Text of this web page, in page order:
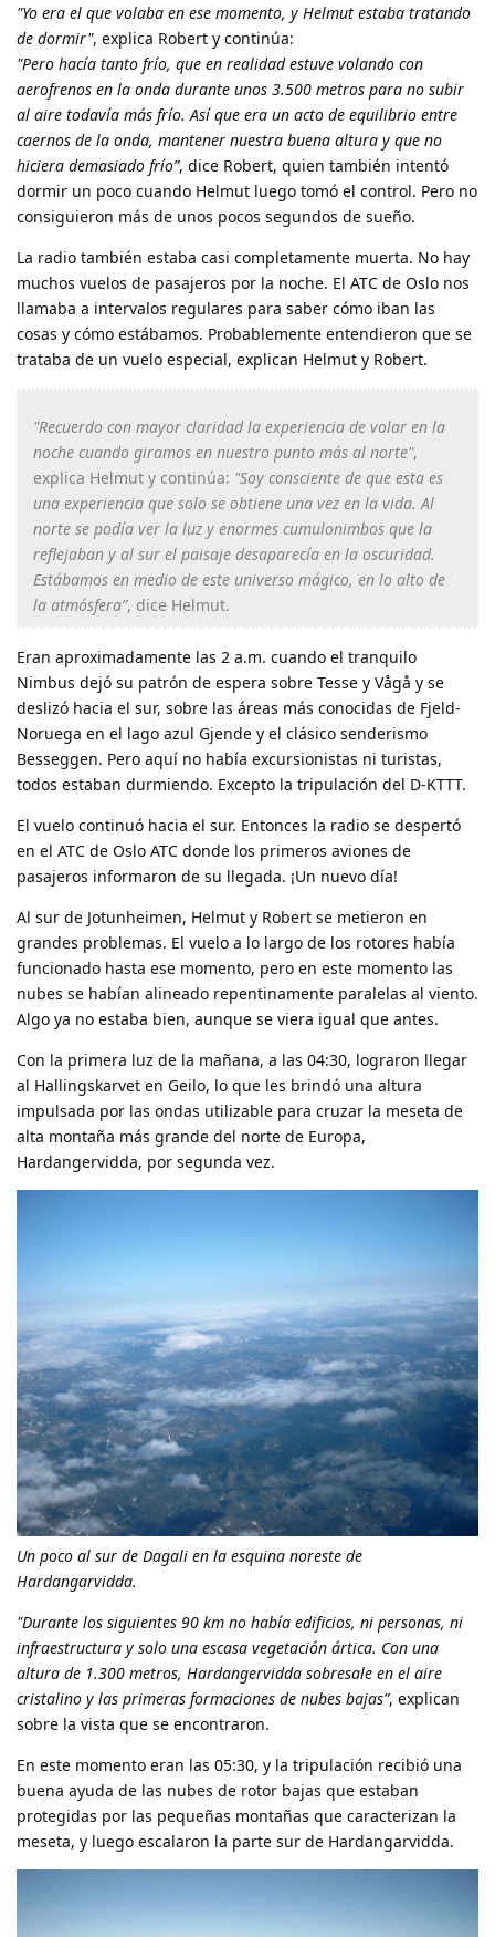
"Yo era el que volaba en ese momento, y Helmut estaba tratando
de dormir", explica Robert y continúa:
"Pero hacía tanto frío, que en realidad estuve volando con
aerofrenos en la onda durante unos 3.500 metros para no subir
al aire todavía más frío. Así que era un acto de equilibrio entre
caernos de la onda, mantener nuestra buena altura y que no
hiciera demasiado frío”, dice Robert, quien también intentó
dormir un poco cuando Helmut luego tomó el control. Pero no
consiguieron más de unos pocos segundos de sueño.
La radio también estaba casi completamente muerta. No hay
muchos vuelos de pasajeros por la noche. El ATC de Oslo nos
llamaba a intervalos regulares para saber cómo iban las
cosas y cómo estábamos. Probablemente entendieron que se
trataba de un vuelo especial, explican Helmut y Robert.
"Recuerdo con mayor claridad la experiencia de volar en la
noche cuando giramos en nuestro punto más al norte",
explica Helmut y continúa: "Soy consciente de que esta es
una experiencia que solo se obtiene una vez en la vida. Al
norte se podía ver la luz y enormes cumulonimbos que la
reflejaban y al sur el paisaje desaparecía en la oscuridad.
Estábamos en medio de este universo mágico, en lo alto de
la atmósfera”, dice Helmut.
Eran aproximadamente las 2 a.m. cuando el tranquilo
Nimbus dejó su patrón de espera sobre Tesse y Vågå y se
deslizó hacia el sur, sobre las áreas más conocidas de Fjeld-
Noruega en el lago azul Gjende y el clásico senderismo
Besseggen. Pero aquí no había excursionistas ni turistas,
todos estaban durmiendo. Excepto la tripulación del D-KTTT.
El vuelo continuó hacia el sur. Entonces la radio se despertó
en el ATC de Oslo ATC donde los primeros aviones de
pasajeros informaron de su llegada. ¡Un nuevo día!
Al sur de Jotunheimen, Helmut y Robert se metieron en
grandes problemas. El vuelo a lo largo de los rotores había
funcionado hasta ese momento, pero en este momento las
nubes se habían alineado repentinamente paralelas al viento.
Algo ya no estaba bien, aunque se viera igual que antes.
Con la primera luz de la mañana, a las 04:30, lograron llegar
al Hallingskarvet en Geilo, lo que les brindó una altura
impulsada por las ondas utilizable para cruzar la meseta de
alta montaña más grande del norte de Europa,
Hardangervidda, por segunda vez.
Un poco al sur de Dagali en la esquina noreste de
Hardangarvidda.
"Durante los siguientes 90 km no había edificios, ni personas, ni
infraestructura y solo una escasa vegetación ártica. Con una
altura de 1.300 metros, Hardangervidda sobresale en el aire
cristalino y las primeras formaciones de nubes bajas”, explican
sobre la vista que se encontraron.
En este momento eran las 05:30, y la tripulación recibió una
buena ayuda de las nubes de rotor bajas que estaban
protegidas por las pequeñas montañas que caracterizan la
meseta, y luego escalaron la parte sur de Hardangarvidda.